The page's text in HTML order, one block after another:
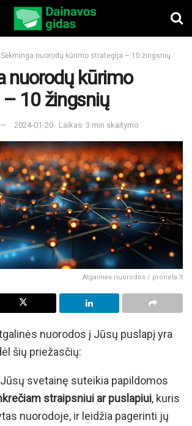
Sėkminga nuorodų kūrimo strategija – 10 žingsnių
nuorodų kūrimo
10 žingsnių
2024-01-20 Laikas: 3 min skaitymo
Atgalinės nuorodos / proneta.lt
nuorodos į Jūsų puslapį yra
šių priežasčių:
svetainę suteikia papildomos
straipsniui ar puslapiui, kuris
nuorodoje, ir leidžia pagerinti jų